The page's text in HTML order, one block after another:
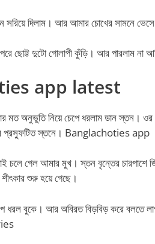
দিলাম। আর আমার চোখের সামনে ভেসে
ছোট্ট দুটো গোলাপী কুঁড়ি। আর পারলাম না
app latest
মত অনুভুতি নিয়ে চেপে ধরলাম ডান স্তন।
প্রস্ফুটিত স্তনে। Banglachoties app
চলে গেল আমার মুখ। স্তন বৃন্তের চারপাশে
শীৎকার শুরু হয়ে গেছে।
ধরল বুকে। আর অবিরত বিড়বিড় করে